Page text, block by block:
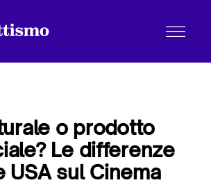
o prodotto
Le differenze
USA sul Cinema